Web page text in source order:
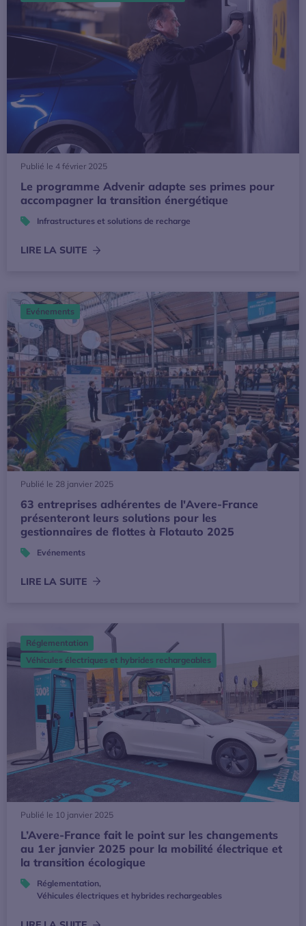
Publié le 4 février 2025
Le programme Advenir adapte ses primes pour
accompagner la transition énergétique
Infrastructures et solutions de recharge
LIRE LA SUITE
63 entreprises adhérentes de l'Avere-France
Evénements
Publié le 28 janvier 2025
63 entreprises adhérentes de l'Avere-France
présenteront leurs solutions pour les
gestionnaires de flottes à Flotauto 2025
Evénements
LIRE LA SUITE
L’Avere-France fait le point sur les changements au 1er
Réglementation
Véhicules électriques et hybrides rechargeables
Publié le 10 janvier 2025
L’Avere-France fait le point sur les changements
au 1er janvier 2025 pour la mobilité électrique et
la transition écologique
Réglementation,
Véhicules électriques et hybrides rechargeables